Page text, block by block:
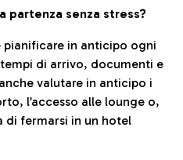
partenza senza stress?
pianificare in anticipo ogni
di arrivo, documenti e
valutare in anticipo i
l’accesso alle lounge o,
di fermarsi in un hotel